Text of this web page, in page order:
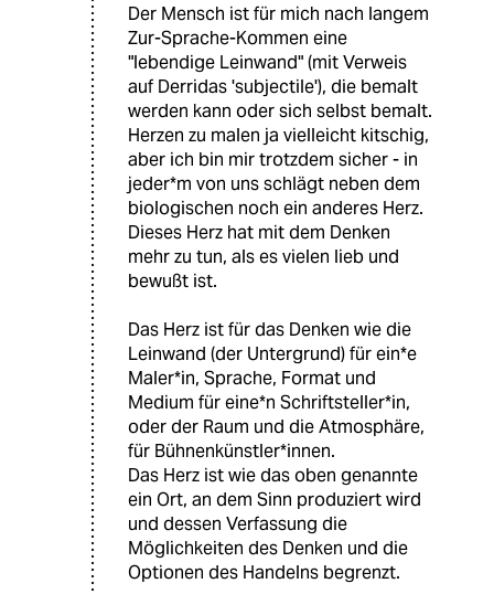
Der Mensch ist für mich nach langem
Zur-Sprache-Kommen eine
"lebendige Leinwand" (mit Verweis
auf Derridas 'subjectile'), die bemalt
werden kann oder sich selbst bemalt.
Herzen zu malen ja vielleicht kitschig,
aber ich bin mir trotzdem sicher - in
jeder*m von uns schlägt neben dem
biologischen noch ein anderes Herz.
Dieses Herz hat mit dem Denken
mehr zu tun, als es vielen lieb und
bewußt ist.
Das Herz ist für das Denken wie die
Leinwand (der Untergrund) für ein*e
Maler*in, Sprache, Format und
Medium für eine*n Schriftsteller*in,
oder der Raum und die Atmosphäre,
für Bühnenkünstler*innen.
Das Herz ist wie das oben genannte
ein Ort, an dem Sinn produziert wird
und dessen Verfassung die
Möglichkeiten des Denken und die
Optionen des Handelns begrenzt.